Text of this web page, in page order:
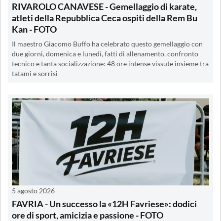
RIVAROLO CANAVESE - Gemellaggio di karate,
atleti della Repubblica Ceca ospiti della Rem Bu
Kan - FOTO
Il maestro Giacomo Buffo ha celebrato questo gemellaggio con
due giorni, domenica e lunedì, fatti di allenamento, confronto
tecnico e tanta socializzazione: 48 ore intense vissute insieme tra
tatami e sorrisi
5 agosto 2026
FAVRIA - Un successo la «12H Favriese»: dodici
ore di sport, amicizia e passione - FOTO